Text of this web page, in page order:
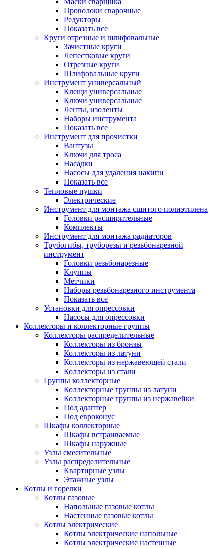
Проволоки сварочные
Редукторы
Показать все
Круги отрезные и шлифовальные
Зачистные круги
Лепестковые круги
Отрезные круги
Шлифовальные круги
Инструмент универсальный
Клещи универсальные
Ключи универсальные
Ленты, изоленты
Наборы инструмента
Показать все
Инструмент для прочистки
Вантузы
Ключи для троса
Насадки
Насосы для удаления накипи
Показать все
Тепловые пушки
Электрические
Инструмент для монтажа сшитого полиэтилена
Головки расширительные
Комплекты
Инструмент для монтажа радиаторов
Трубогибы, труборезы и резьбонарезной
инструмент
Головки резьбонарезные
Клуппы
Метчики
Наборы резьбонарезного инструмента
Показать все
Установки для опрессовки
Насосы для опрессовки
Коллекторы и коллекторные группы
Коллекторы распределительные
Коллекторы из бронзы
Коллекторы из латуни
Коллекторы из нержавеющей стали
Коллекторы из стали
Группы коллекторные
Коллекторные группы из латуни
Коллекторные группы из нержавейки
Под адаптер
Под евроконус
Шкафы коллекторные
Шкафы встраиваемые
Шкафы наружные
Узлы смесительные
Узлы распределительные
Квартирные узлы
Этажные узлы
Котлы и горелки
Котлы газовые
Напольные газовые котлы
Настенные газовые котлы
Котлы электрические
Котлы электрические напольные
Котлы электрические настенные